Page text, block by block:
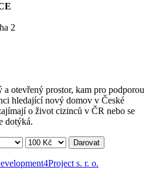
2
otevřený prostor, kam pro podporou
hledající nový domov v České
o život cizinců v ČR nebo se
dotýká.
Darovat
s. r. o.